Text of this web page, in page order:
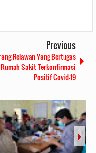
Previous
Relawan Yang Bertugas
Sakit Terkonfirmasi
Positif Covid-19